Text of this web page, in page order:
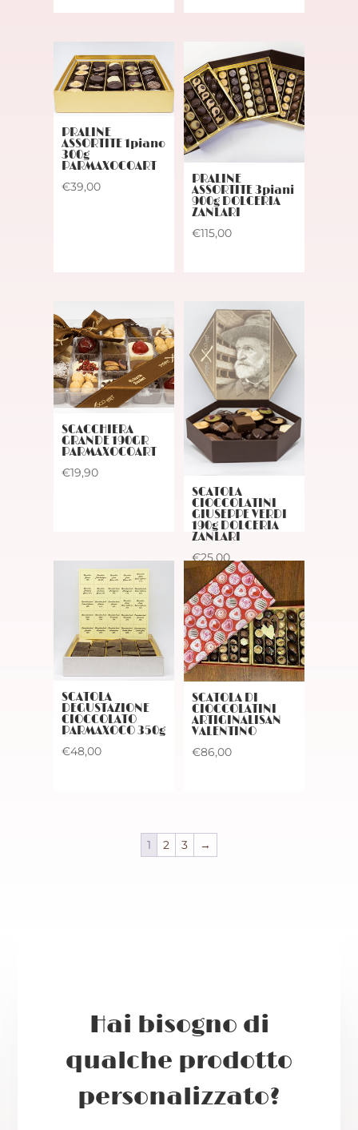
PRALINE
ASSORTITE 1piano
300g
PARMAXOCOART
€39,00
PRALINE
ASSORTITE 3piani
900g DOLCERIA
ZANLARI
€115,00
SCACCHIERA
GRANDE 190GR
PARMAXOCOART
€19,90
SCATOLA
CIOCCOLATINI
GIUSEPPE VERDI
190g DOLCERIA
ZANLARI
€25,00
SCATOLA
DEGUSTAZIONE
CIOCCOLATO
PARMAXOCO 350g
€48,00
SCATOLA DI
CIOCCOLATINI
ARTIGINALISAN
VALENTINO
€86,00
1 2 3 →
Hai bisogno di
qualche prodotto
personalizzato?